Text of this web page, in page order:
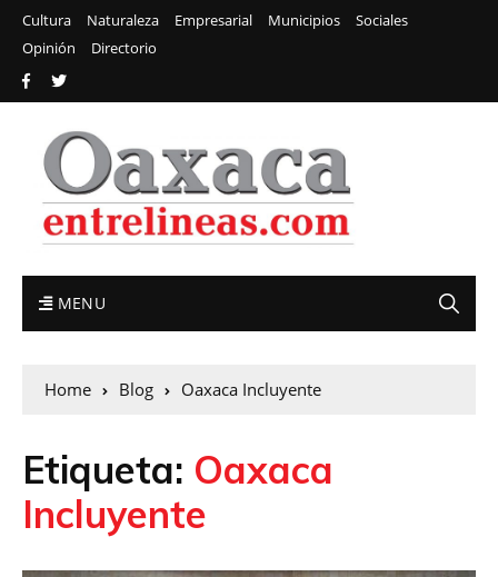
Cultura Naturaleza Empresarial Municipios
Sociales
Opinión
Directorio
MENU
Home Blog Oaxaca Incluyente
Etiqueta: Oaxaca
Incluyente